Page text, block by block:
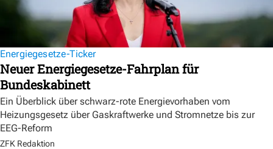
Energiegesetze-Ticker
Neuer Energiegesetze-Fahrplan für
Bundeskabinett
Ein Überblick über schwarz-rote Energievorhaben vom
Heizungsgesetz über Gaskraftwerke und Stromnetze bis zur
EEG-Reform
ZFK Redaktion